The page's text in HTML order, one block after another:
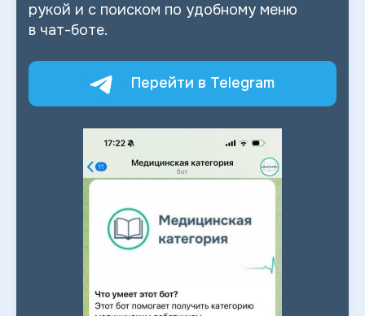
рукой и с поиском по удобному меню
в чат-боте.
Перейти в Telegram